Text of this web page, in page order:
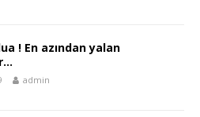
! En azından yalan
admin